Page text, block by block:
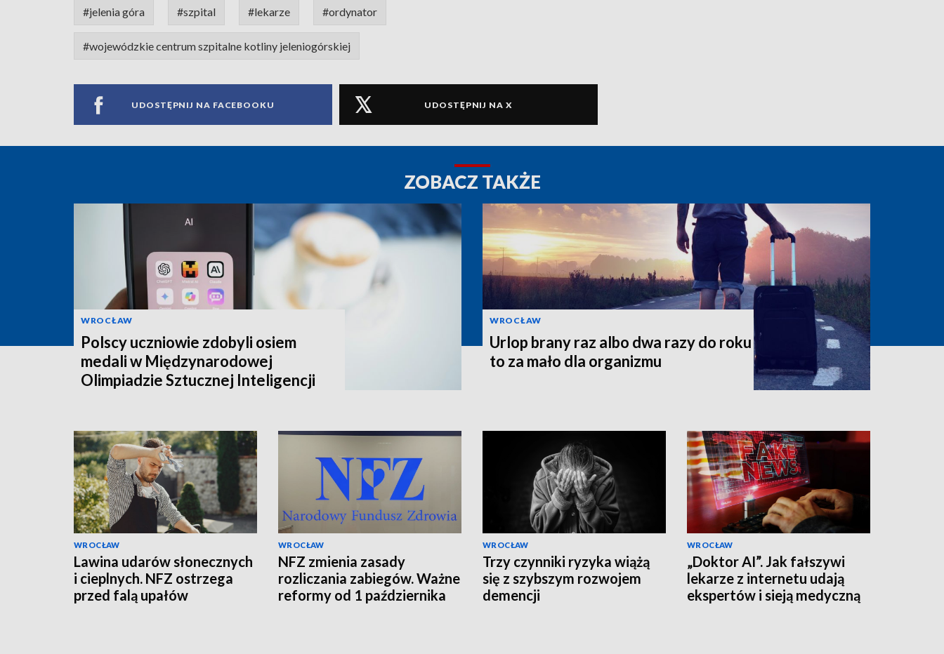
#jelenia góra #szpital #lekarze #ordynator
#wojewódzkie centrum szpitalne kotliny jeleniogórskiej
UDOSTĘPNIJ NA FACEBOOKU UDOSTĘPNIJ NA X
ZOBACZ TAKŻE
WROCŁAW
Polscy uczniowie zdobyli osiem
medali w Międzynarodowej
Olimpiadzie Sztucznej Inteligencji
WROCŁAW
Urlop brany raz albo dwa razy do roku
to za mało dla organizmu
WROCŁAW
Lawina udarów słonecznych
i cieplnych. NFZ ostrzega
przed falą upałów
WROCŁAW
NFZ zmienia zasady
rozliczania zabiegów. Ważne
reformy od 1 października
WROCŁAW
Trzy czynniki ryzyka wiążą
się z szybszym rozwojem
demencji
WROCŁAW
„Doktor AI”. Jak fałszywi
lekarze z internetu udają
ekspertów i sieją medyczną